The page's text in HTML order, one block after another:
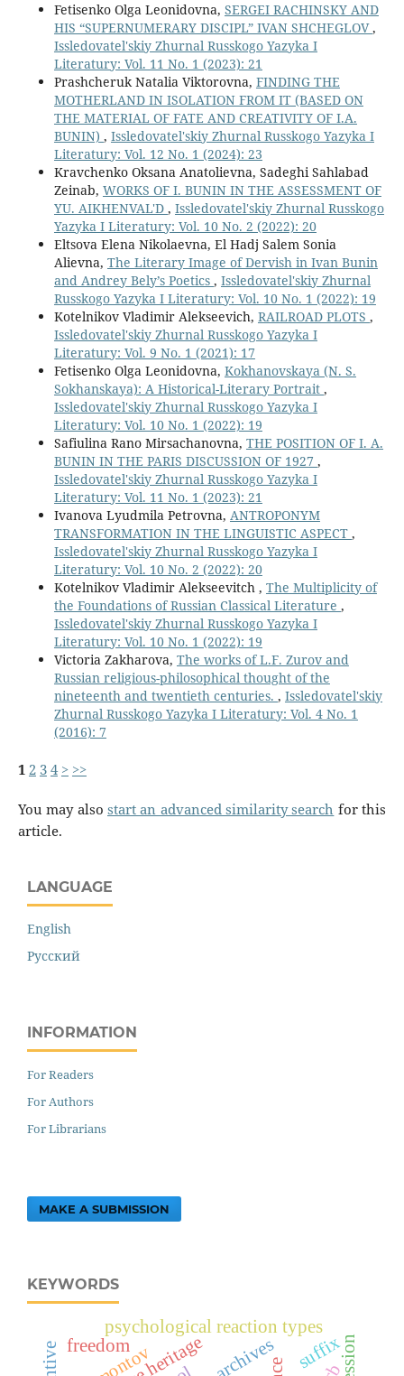
Fetisenko Olga Leonidovna, SERGEI RACHINSKY AND
HIS “SUPERNUMERARY DISCIPL” IVAN SHCHEGLOV,
Issledovatel'skiy Zhurnal Russkogo Yazyka I
Literatury: Vol. 11 No. 1 (2023): 21
Prashcheruk Natalia Viktorovna, FINDING THE
MOTHERLAND IN ISOLATION FROM IT (BASED ON
THE MATERIAL OF FATE AND CREATIVITY OF I.A.
BUNIN) , Issledovatel'skiy Zhurnal Russkogo Yazyka I
Literatury: Vol. 12 No. 1 (2024): 23
Kravchenko Oksana Anatolievna, Sadeghi Sahlabad
Zeinab, WORKS OF I. BUNIN IN THE ASSESSMENT OF
YU. AIKHENVAL'D , Issledovatel'skiy Zhurnal Russkogo
Yazyka I Literatury: Vol. 10 No. 2 (2022): 20
Eltsova Elena Nikolaevna, El Hadj Salem Sonia
Alievna, The Literary Image of Dervish in Ivan Bunin
and Andrey Bely’s Poetics , Issledovatel'skiy Zhurnal
Russkogo Yazyka I Literatury: Vol. 10 No. 1 (2022): 19
Kotelnikov Vladimir Alekseevich, RAILROAD PLOTS ,
Issledovatel'skiy Zhurnal Russkogo Yazyka I
Literatury: Vol. 9 No. 1 (2021): 17
Fetisenko Olga Leonidovna, Kokhanovskaya (N. S.
Sokhanskaya): A Historical-Literary Portrait ,
Issledovatel'skiy Zhurnal Russkogo Yazyka I
Literatury: Vol. 10 No. 1 (2022): 19
Safiulina Rano Mirsachanovna, THE POSITION OF I. A.
BUNIN IN THE PARIS DISCUSSION OF 1927 ,
Issledovatel'skiy Zhurnal Russkogo Yazyka I
Literatury: Vol. 11 No. 1 (2023): 21
Ivanova Lyudmila Petrovna, ANTROPONYM
TRANSFORMATION IN THE LINGUISTIC ASPECT ,
Issledovatel'skiy Zhurnal Russkogo Yazyka I
Literatury: Vol. 10 No. 2 (2022): 20
Kotelnikov Vladimir Alekseevitch , The Multiplicity of
the Foundations of Russian Classical Literature ,
Issledovatel'skiy Zhurnal Russkogo Yazyka I
Literatury: Vol. 10 No. 1 (2022): 19
Victoria Zakharova, Тhе works of L.F. Zurov and
Russian religious-philosophical thought of the
nineteenth and twentieth centuries. , Issledovatel'skiy
Zhurnal Russkogo Yazyka I Literatury: Vol. 4 No. 1
(2016): 7
12 34 > >>
You may also start an advanced similarity search for this
article.
LANGUAGE
English
Русский
INFORMATION
For Readers
For Authors
For Librarians
MAKE A SUBMISSION
KEYWORDS
archives
psychological reaction types
suffix
freedom